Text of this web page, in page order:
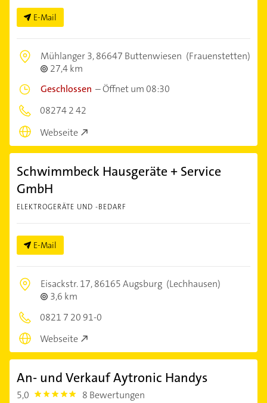
E-Mail
Mühlanger 3,86647 Buttenwiesen (Frauenstetten)
27,4 km
Geschlossen –Öffnet um 08:30
08274 2 42
Webseite
Schwimmbeck Hausgeräte + Service
GmbH
ELEKTROGERÄTE UND -BEDARF
E-Mail
Eisackstr. 17,86165 Augsburg (Lechhausen)
3,6 km
0821 7 20 91-0
Webseite
An- und Verkauf Aytronic Handys
5,0 5.0 8 Bewertungen